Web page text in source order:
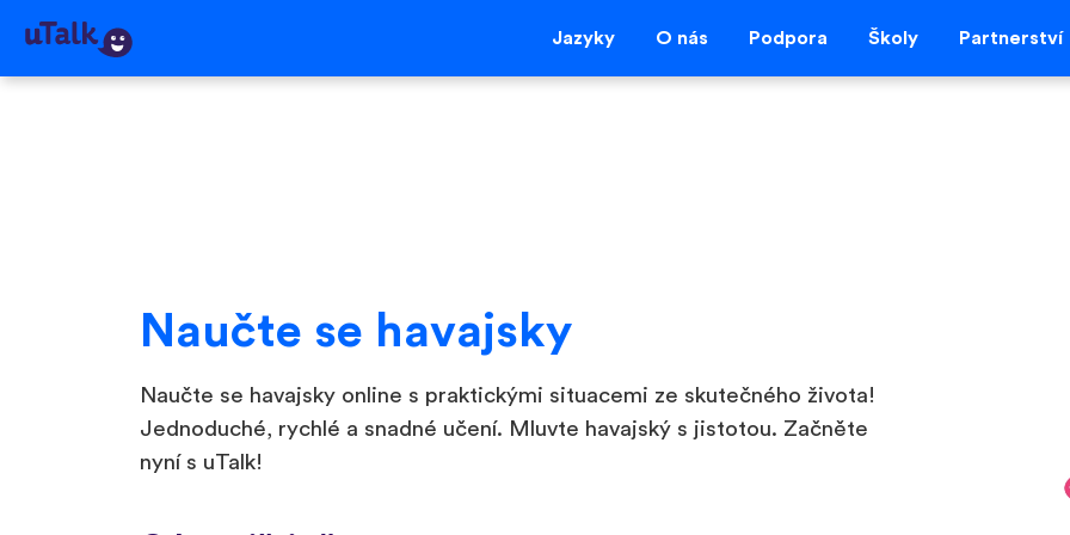
Jazyky O nás Podpora Školy Partnerství
Naučte se havajsky
Naučte se havajsky online s praktickými situacemi ze skutečného života!
Jednoduché, rychlé a snadné učení. Mluvte havajský s jistotou. Začněte
nyní s uTalk!